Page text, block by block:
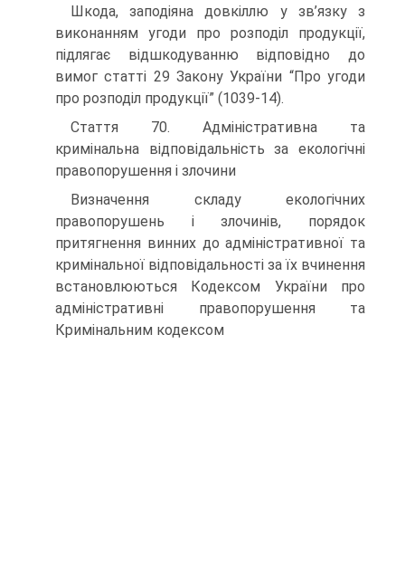
Шкода, заподіяна довкіллю у зв’язку з
виконанням угоди про розподіл продукції,
підлягає відшкодуванню відповідно до
вимог статті 29 Закону України “Про угоди
про розподіл продукції” (1039-14).
Стаття 70. Адміністративна та
кримінальна відповідальність за екологічні
правопорушення і злочини
Визначення складу екологічних
правопорушень і злочинів, порядок
притягнення винних до адміністративної та
кримінальної відповідальності за їх вчинення
встановлюються Кодексом України про
адміністративні правопорушення та
Кримінальним кодексом